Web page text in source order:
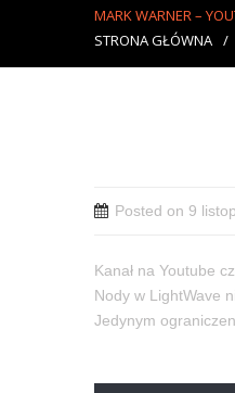
MARK WARNER –
STRONA GŁÓWNA /
Posted on 9
Kanał na Youtube
Nody w LightWave
Jedynym